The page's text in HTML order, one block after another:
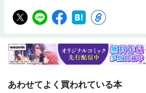
あわせてよく買われている本